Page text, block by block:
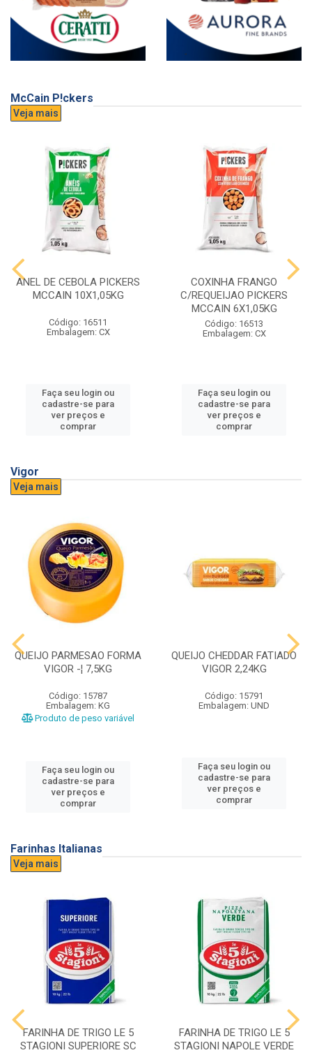
McCain P!ckers
Veja mais
ANEL DE CEBOLA PICKERS
MCCAIN 10X1,05KG
Código: 16511
Embalagem: CX
Faça seu login ou
cadastre-se para
ver preços e
comprar
COXINHA FRANGO
C/REQUEIJAO PICKERS
MCCAIN 6X1,05KG
Código: 16513
Embalagem: CX
Faça seu login ou
cadastre-se para
ver preços e
comprar
Vigor
Veja mais
QUEIJO PARMESAO FORMA
VIGOR -¦ 7,5KG
Código: 15787
Embalagem: KG
Produto de peso variável
Faça seu login ou
cadastre-se para
ver preços e
comprar
QUEIJO CHEDDAR FATIADO
VIGOR 2,24KG
Código: 15791
Embalagem: UND
Faça seu login ou
cadastre-se para
ver preços e
comprar
Farinhas Italianas
Veja mais
FARINHA DE TRIGO LE 5
STAGIONI SUPERIORE SC
FARINHA DE TRIGO LE 5
STAGIONI NAPOLE VERDE